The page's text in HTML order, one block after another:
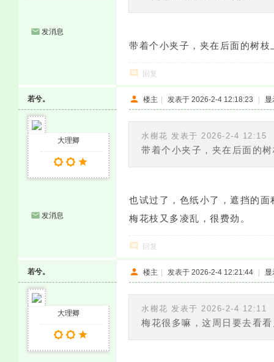
发消息
带着个小夹子，夹在后面的树枝
回复
若兮。
大理卿
发消息
楼主 | 发表于 2026-2-4 12:18:23 | 显
水榭花 发表于 2026-2-4 12:15
带着个小夹子，夹在后面的
也试过了，色纸小了，遮挡的面
梅花枝又多凌乱，很费劲。
回复
若兮。
大理卿
楼主 | 发表于 2026-2-4 12:21:44 | 显
水榭花 发表于 2026-2-4 12:11
梅花很多嘛，这周日要去看